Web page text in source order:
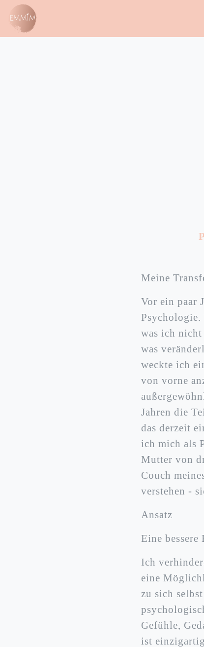
Meine
Vor ein paar
Psychologie.
was ich
was
weckte ich
von vorne
Jahren die
das derzeit
ich mich als
Mutter von
Couch
verstehen -
Ansatz
Eine bessere
Ich
eine
zu sich
Gefühle,
ist